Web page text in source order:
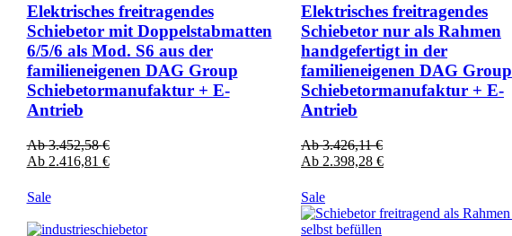
Elektrisches freitragendes
Schiebetor mit Doppelstabmatten
6/5/6 als Mod. S6 aus der
familieneigenen DAG Group
Schiebetormanufaktur + E-
Antrieb
Ab3.452,58€
Ab 2.416,81 €
Elektrisches freitragendes
Schiebetor nur als Rahmen
handgefertigt in der
familieneigenen DAG Group
Schiebetormanufaktur + E-
Antrieb
Ab3.426,11€
Ab 2.398,28 €
Sale Sale